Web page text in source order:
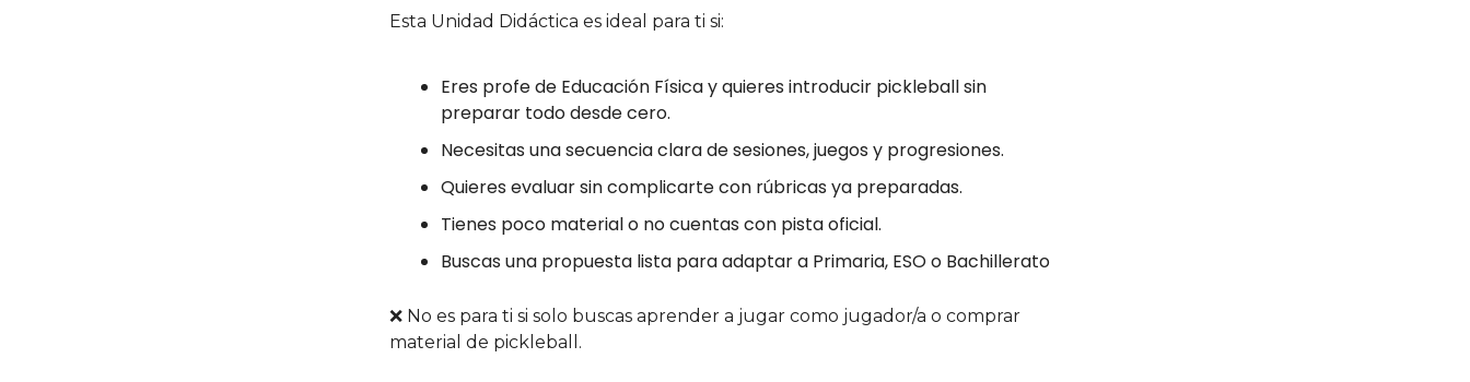
Esta Unidad Didáctica es ideal para ti si:
Eres profe de Educación Física y quieres introducir pickleball sin
preparar todo desde cero.
Necesitas una secuencia clara de sesiones, juegos y progresiones.
Quieres evaluar sin complicarte con rúbricas ya preparadas.
Tienes poco material o no cuentas con pista oficial.
Buscas una propuesta lista para adaptar a Primaria, ESO o Bachillerato
❌ No es para ti si solo buscas aprender a jugar como jugador/a o comprar
material de pickleball.